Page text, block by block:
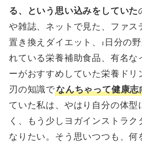
る、という思い込みをしていた
や雑誌、ネットで見た、ファス
置き換えダイエット、1日分の
れている栄養補助食品、有名な
ーがおすすめしていた栄養ドリ
刃の知識でなんちゃって健康志
ていた私は、やはり自分の体型
く、もう少しヨガインストラク
なりたい。そう思いつつも、何